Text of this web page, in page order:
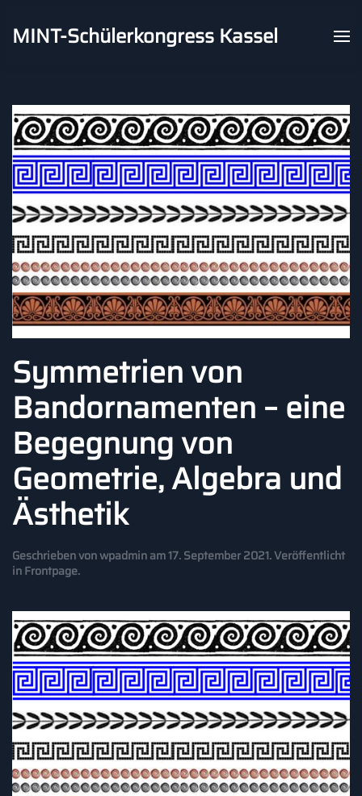
Skip to main content
MINT-Schülerkongress Kassel
Symmetrien von
Bandornamenten – eine
Begegnung von
Geometrie, Algebra und
Ästhetik
Geschrieben vonwpadminam17. September 2021. Veröffentlicht
inFrontpage.